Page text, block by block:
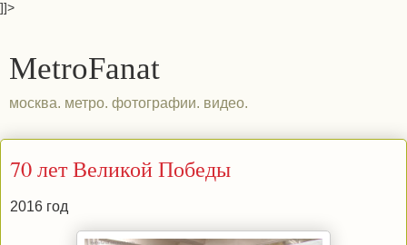
]]>
MetroFanat
москва. метро. фотографии. видео.
70 лет Великой Победы
2016 год